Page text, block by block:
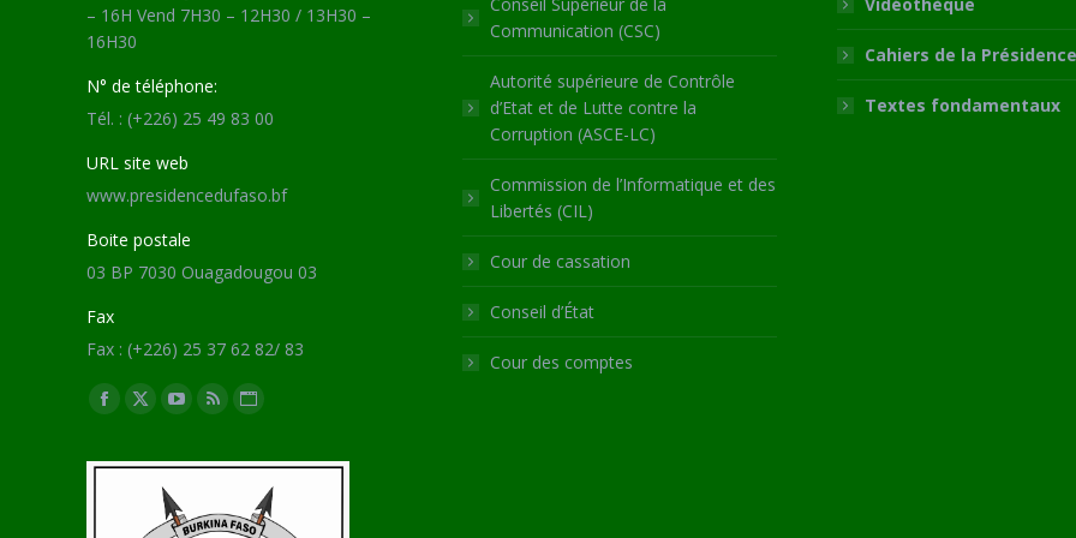
– 16H Vend 7H30 – 12H30 / 13H30 –
16H30
N° de téléphone:
Tél. : (+226) 25 49 83 00
URL site web
www.presidencedufaso.bf
Boite postale
03 BP 7030 Ouagadougou 03
Fax
Fax : (+226) 25 37 62 82/ 83
Trouvez nous sur :
Facebook
opens
X
opens
YouTube
opens
in
RSS
opens
Site
page
opens
Communication (CSC)
Autorité supérieure de Contrôle
d’Etat et de Lutte contre la
Corruption (ASCE-LC)
Commission de l’Informatique et des
Libertés (CIL)
Cour de cassation
Conseil d’État
Cour des comptes
Cahiers de la Présidence
Textes fondamentaux